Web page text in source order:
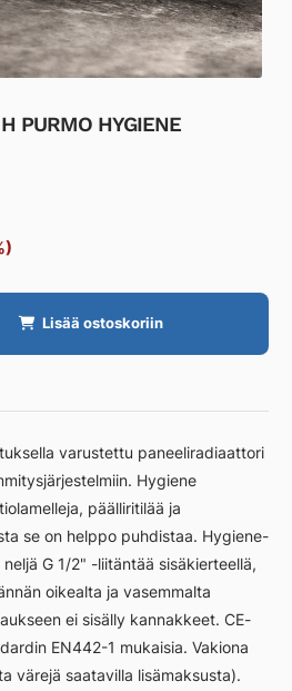
PURMO HYGIENE
Lisää ostoskoriin
varustettu paneeliradiaattori
Hygiene
päälliritilää ja
se on helppo puhdistaa. Hygiene-
G 1/2" -liitäntää sisäkierteellä,
oikealta ja vasemmalta
ei sisälly kannakkeet. CE-
EN442-1 mukaisia. Vakiona
värejä saatavilla lisämaksusta).